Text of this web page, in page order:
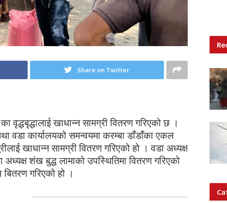
Share on Twitter
वृद्धबृद्धालाई खाधान्न सामग्री वितरण गरिएको छ ।
वडा कार्यालयको समन्वयमा करम्बा डाँडाँका एकल
खाधान्न सामग्री वितरण गरिएको हो । वडा अध्यक्ष
शंख बुद्ध लामाको उपस्थितिमा वितरण गरिएको
गरिएको हो ।